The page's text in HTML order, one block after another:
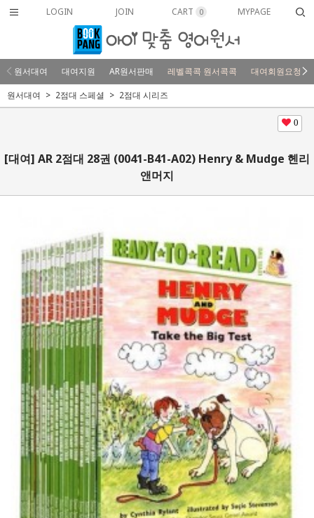
LOGIN JOIN CART 0 MYPAGE
원서대여 대여지원 AR원서판매 레벨콕콕 원서콕콕
대여회원요청
원서대여
2점대 스페셜 2점대 시리즈
0
[대여] AR 2점대 28권 (0041-B41-A02) Henry & Mudge 헨리
앤머지